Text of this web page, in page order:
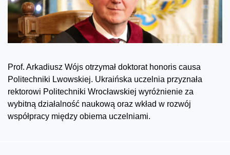
Prof. Arkadiusz Wójs otrzymał doktorat honoris causa
Politechniki Lwowskiej. Ukraińska uczelnia przyznała
rektorowi Politechniki Wrocławskiej wyróżnienie za
wybitną działalność naukową oraz wkład w rozwój
współpracy między obiema uczelniami.